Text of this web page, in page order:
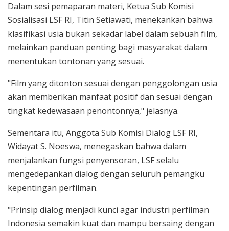
Dalam sesi pemaparan materi, Ketua Sub Komisi
Sosialisasi LSF RI, Titin Setiawati, menekankan bahwa
klasifikasi usia bukan sekadar label dalam sebuah film,
melainkan panduan penting bagi masyarakat dalam
menentukan tontonan yang sesuai.
"Film yang ditonton sesuai dengan penggolongan usia
akan memberikan manfaat positif dan sesuai dengan
tingkat kedewasaan penontonnya," jelasnya.
Sementara itu, Anggota Sub Komisi Dialog LSF RI,
Widayat S. Noeswa, menegaskan bahwa dalam
menjalankan fungsi penyensoran, LSF selalu
mengedepankan dialog dengan seluruh pemangku
kepentingan perfilman.
"Prinsip dialog menjadi kunci agar industri perfilman
Indonesia semakin kuat dan mampu bersaing dengan